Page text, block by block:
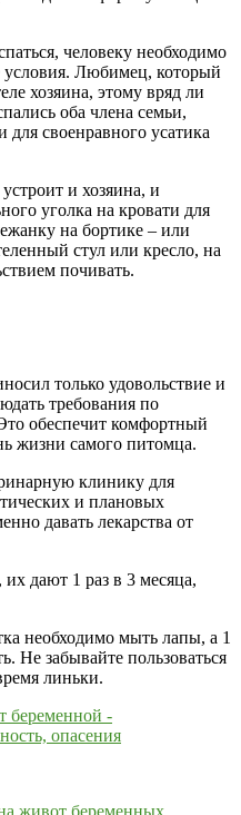
человеку необходимо
условия. Любимец, который
хозяина, этому вряд ли
оба члена семьи,
для своенравного усатика
и хозяина, и
уголка на кровати для
на бортике – или
стул или кресло, на
почивать.
только удовольствие и
требования по
обеспечит комфортный
жизни самого питомца.
клинику для
и плановых
давать лекарства от
дают 1 раз в 3 месяца,
необходимо мыть лапы, а 1
Не забывайте пользоваться
линьки.